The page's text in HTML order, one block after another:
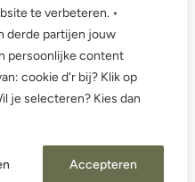
te verbeteren. •
derde partijen jouw
persoonlijke content
cookie d'r bij? Klik op
je selecteren? Kies dan
Accepteren
•
en Kinderkleding